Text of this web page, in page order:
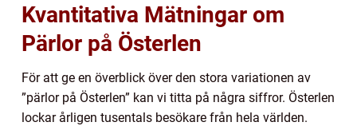
Kvantitativa Mätningar om
Pärlor på Österlen
För att ge en överblick över den stora variationen av
”pärlor på Österlen” kan vi titta på några siffror. Österlen
lockar årligen tusentals besökare från hela världen.